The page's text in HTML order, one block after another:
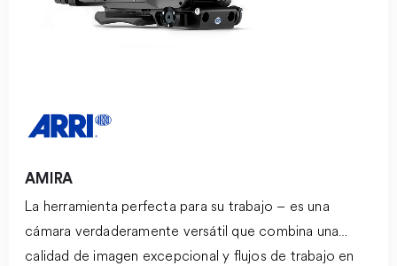
AMIRA
La herramienta perfecta para su trabajo – es una
cámara verdaderamente versátil que combina una
calidad de imagen excepcional y flujos de trabajo en